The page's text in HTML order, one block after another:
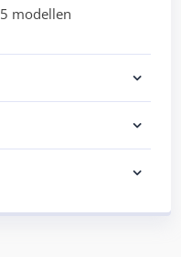
modellen